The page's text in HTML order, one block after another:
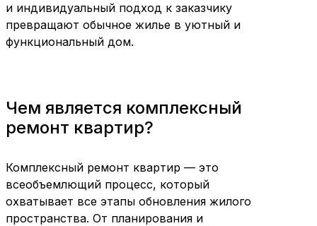
и индивидуальный подход к заказчику
превращают обычное жилье в уютный и
функциональный дом.
Чем является комплексный
ремонт квартир?
Комплексный ремонт квартир — это
всеобъемлющий процесс, который
охватывает все этапы обновления жилого
пространства. От планирования и